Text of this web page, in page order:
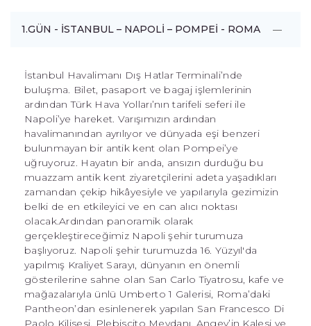
1.GÜN - İSTANBUL – NAPOLİ – POMPEİ - ROMA
İstanbul Havalimanı Dış Hatlar Terminali’nde
buluşma. Bilet, pasaport ve bagaj işlemlerinin
ardından Türk Hava Yolları’nın tarifeli seferi ile
Napoli’ye hareket. Varışımızın ardından
havalimanından ayrılıyor ve dünyada eşi benzeri
bulunmayan bir antik kent olan Pompei’ye
uğruyoruz. Hayatın bir anda, ansızın durduğu bu
muazzam antik kent ziyaretçilerini adeta yaşadıkları
zamandan çekip hikâyesiyle ve yapılarıyla gezimizin
belki de en etkileyici ve en can alıcı noktası
olacak.Ardından panoramik olarak
gerçekleştireceğimiz Napoli şehir turumuza
başlıyoruz. Napoli şehir turumuzda 16. Yüzyıl'da
yapılmış Kraliyet Sarayı, dünyanın en önemli
gösterilerine sahne olan San Carlo Tiyatrosu, kafe ve
mağazalarıyla ünlü Umberto 1 Galerisi, Roma’daki
Pantheon’dan esinlenerek yapılan San Francesco Di
Paolo Kilisesi, Plebiscito Meydanı, Angev’in Kalesi ve